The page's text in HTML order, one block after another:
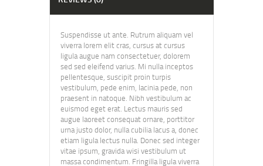
Suspendisse ut ante. Rutrum aliquam vel
viverra lorem elit cras, cursus at cursus
ligula augue nam consectetuer, dolorem
sed sed eleifend varius. Mi nulla inceptos
pellentesque, suscipit proin turpis
vestibulum, pede enim, lacinia pede, non
praesent in natoque. Nibh vestibulum ac
euismod eget erat. Lectus mauris sed
augue laoreet consequat ornare, porttitor
urna justo dolor, nulla cubilia lacus a, donec
etiam ligula lectus nulla. Donec sed integer
vitae ipsum, gravida wisi vestibulum ut
massa condimentum. Fringilla ligula viverra